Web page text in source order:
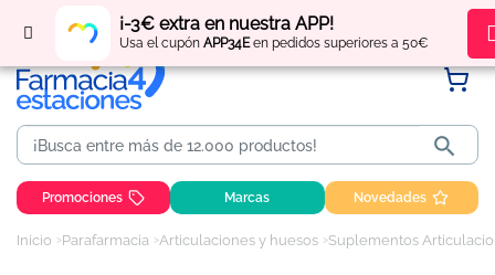
¡-3€ extra en nuestra APP!
Usa el cupón APP34Een pedidos superiores a 50€
Regístratey obtén puntos por tus compras

Promociones Marcas Novedades
Inicio Parafarmacia Articulaciones y huesos Suplementos